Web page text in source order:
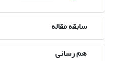
سابقه مقاله
هم رسانی